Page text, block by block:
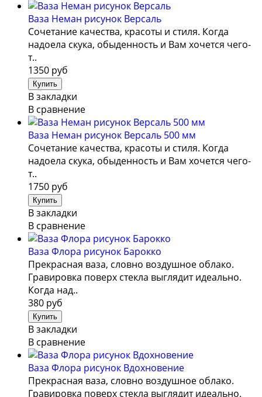
Ваза Неман рисунок Версаль
Сочетание качества, красоты и стиля. Когда
надоела скука, обыденность и Вам хочется чего-
т..
1350 руб
В закладки
В сравнение
Ваза Неман рисунок Версаль 500 мм
Сочетание качества, красоты и стиля. Когда
надоела скука, обыденность и Вам хочется чего-
т..
1750 руб
В закладки
В сравнение
Ваза Флора рисунок Барокко
Прекрасная ваза, словно воздушное облако.
Гравировка поверх стекла выглядит идеально.
Когда над..
380 руб
В закладки
В сравнение
Ваза Флора рисунок Вдохновение
Прекрасная ваза, словно воздушное облако.
Гравировка поверх стекла выглядит идеально.